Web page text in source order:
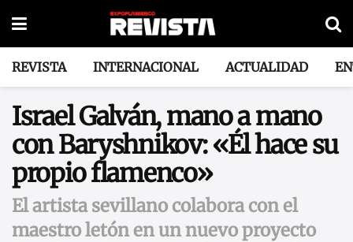
REVISTA INTERNACIONAL ACTUALIDAD
Israel Galván, mano a mano
con Baryshnikov: «Él hace su
propio flamenco»
El artista sevillano colabora con el
maestro letón en un nuevo proyecto